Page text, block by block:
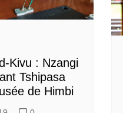
Kivu : Nzangi
Tshipasa
de Himbi